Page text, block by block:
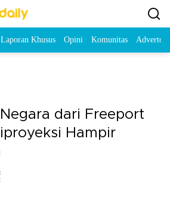
Laporan Khusus Opini Komunitas
dari Freeport
Hampir